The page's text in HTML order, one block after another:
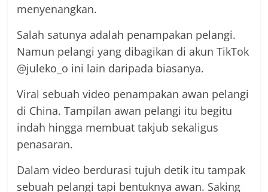
menyenangkan.
Salah satunya adalah penampakan pelangi.
Namun pelangi yang dibagikan di akun TikTok
@juleko_o ini lain daripada biasanya.
Viral sebuah video penampakan awan pelangi
di China. Tampilan awan pelangi itu begitu
indah hingga membuat takjub sekaligus
penasaran.
Dalam video berdurasi tujuh detik itu tampak
sebuah pelangi tapi bentuknya awan. Saking